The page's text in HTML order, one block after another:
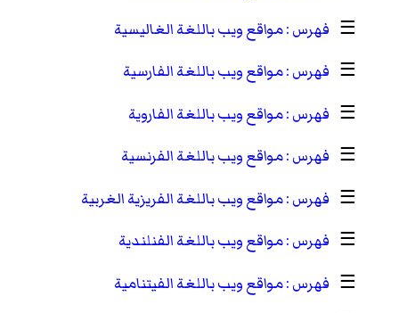
☰
مواقع ويب باللغة الغاليسية
☰
مواقع ويب باللغة الفارسية
☰
مواقع ويب باللغة الفاروية
☰
مواقع ويب باللغة الفرنسية
☰
مواقع ويب باللغة الفريزية الغربية
☰
مواقع ويب باللغة الفنلندية
☰
مواقع ويب باللغة الفيتنامية